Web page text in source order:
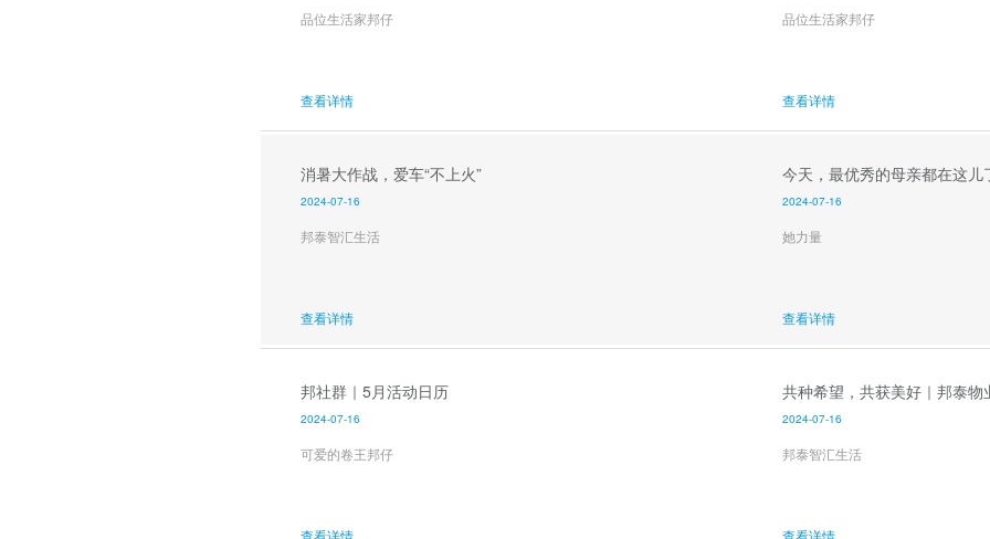
品位生活家邦仔
查看详情
品位生活家邦仔
查看详情
消暑大作战，爱车“不上火”
2024-07-16
邦泰智汇生活
查看详情
今天，最优秀的母亲都在这儿
2024-07-16
她力量
查看详情
邦社群｜5月活动日历
2024-07-16
可爱的卷王邦仔
查看详情
共种希望，共获美好｜邦泰
2024-07-16
邦泰智汇生活
查看详情